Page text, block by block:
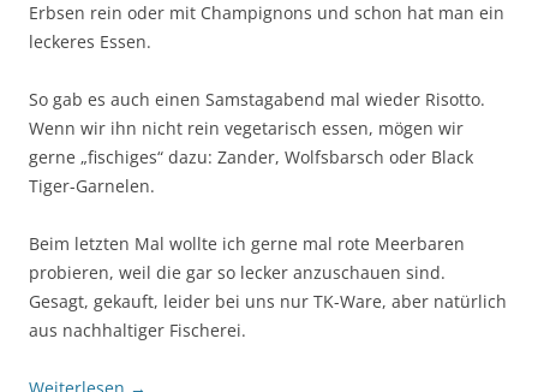
Erbsen rein oder mit Champignons und schon hat man ein
leckeres Essen.
So gab es auch einen Samstagabend mal wieder Risotto.
Wenn wir ihn nicht rein vegetarisch essen, mögen wir
gerne „fischiges“ dazu: Zander, Wolfsbarsch oder Black
Tiger-Garnelen.
Beim letzten Mal wollte ich gerne mal rote Meerbaren
probieren, weil die gar so lecker anzuschauen sind.
Gesagt, gekauft, leider bei uns nur TK-Ware, aber natürlich
aus nachhaltiger Fischerei.